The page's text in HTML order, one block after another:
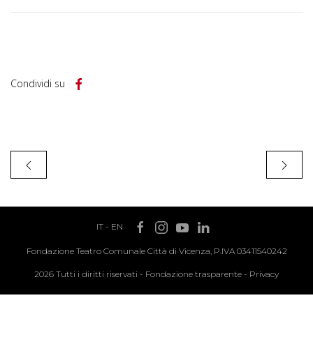
Condividi su
IT- EN
Fondazione Teatro Comunale Città di Vicenza, P.IVA 03411540242
2026 Tutti i diritti riservati - Fondazione trasparente - Privacy